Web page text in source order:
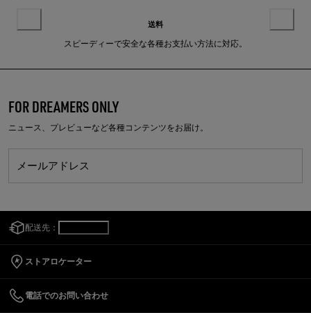
送料
スピーディーで安全な各種お支払い方法に対応。
FOR DREAMERS ONLY
ニュース、プレビューなど各種コンテンツをお届け。
メールアドレス
配送先：
ストアロケーター
電話でのお問い合わせ